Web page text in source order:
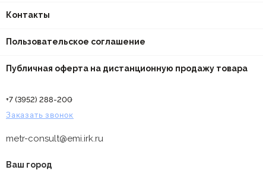
Контакты
Пользовательское соглашение
Публичная оферта на дистанционную продажу товара
+7 (3952) 288-200
Заказать звонок
metr-consult@emi.irk.ru
Ваш город